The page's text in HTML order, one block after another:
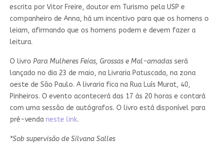
escrita por Vitor Freire, doutor em Turismo pela USP e
companheiro de Anna, há um incentivo para que os homens o
leiam, afirmando que os homens podem e devem fazer a
leitura.
O livro Para Mulheres Feias, Grossas e Mal-amadasserá
lançado no dia 23 de maio, na Livraria Patuscada, na zona
oeste de São Paulo. A livraria fica na Rua Luís Murat, 40,
Pinheiros. O evento acontecerá das 17 às 20 horas e contará
com uma sessão de autógrafos. O livro está disponível para
pré-venda neste link.
*Sob supervisão de Silvana Salles